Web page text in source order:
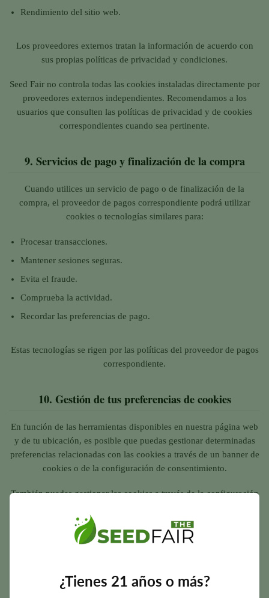
¿Tienes 21 años o más?
Rendimiento del sitio web.
Los proveedores externos tratan la información de acuerdo con
sus propias políticas de privacidad y condiciones.
Seed Fair no controla todas las cookies instaladas directamente por
proveedores externos independientes. Recomendamos a los
usuarios que consulten las políticas de privacidad y de cookies
correspondientes cuando sea pertinente.
9. Servicios de pago y finalización de la compra
Cuando utilices un servicio de pago o de finalización de la
compra, el proveedor de pagos correspondiente podrá utilizar
cookies o tecnologías similares para:
Procesar transacciones.
Mantener sesiones seguras.
Evita el fraude.
Comprueba la actividad.
Recordar las preferencias de pago.
Estas tecnologías se rigen por las políticas del proveedor de pagos
correspondiente.
10. Gestión de tus preferencias de cookies
En función de las herramientas disponibles en nuestra página web
y de tu ubicación, es posible que puedas gestionar determinadas
preferencias relacionadas con las cookies a través de un banner de
cookies o de la configuración de consentimiento.
También puedes gestionar las cookies a través de la configuración
Ver las cookies almacenadas.
Bloquea las cookies de terceros.